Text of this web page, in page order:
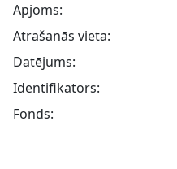
Apjoms:
Atrašanās vieta:
Datējums:
Identifikators:
Fonds: